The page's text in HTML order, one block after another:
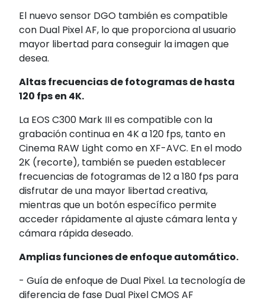
El nuevo sensor DGO también es compatible
con Dual Pixel AF, lo que proporciona al usuario
mayor libertad para conseguir la imagen que
desea.
Altas frecuencias de fotogramas de hasta
120 fps en 4K.
La EOS C300 Mark III es compatible con la
grabación continua en 4K a 120 fps, tanto en
Cinema RAW Light como en XF-AVC. En el modo
2K (recorte), también se pueden establecer
frecuencias de fotogramas de 12 a 180 fps para
disfrutar de una mayor libertad creativa,
mientras que un botón específico permite
acceder rápidamente al ajuste cámara lenta y
cámara rápida deseado.
Amplias funciones de enfoque automático.
- Guía de enfoque de Dual Pixel. La tecnología de
diferencia de fase Dual Pixel CMOS AF